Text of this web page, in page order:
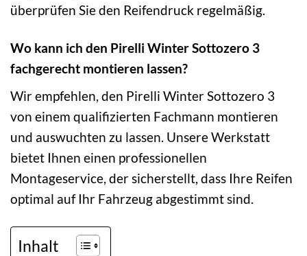
überprüfen Sie den Reifendruck regelmäßig.
Wo kann ich den Pirelli Winter Sottozero 3
fachgerecht montieren lassen?
Wir empfehlen, den Pirelli Winter Sottozero 3
von einem qualifizierten Fachmann montieren
und auswuchten zu lassen. Unsere Werkstatt
bietet Ihnen einen professionellen
Montageservice, der sicherstellt, dass Ihre Reifen
optimal auf Ihr Fahrzeug abgestimmt sind.
Inhalt